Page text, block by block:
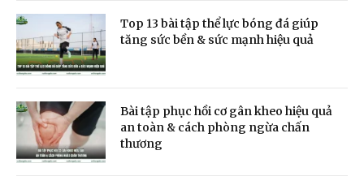
Top 13 bài tập thể lực bóng đá giúp
tăng sức bền & sức mạnh hiệu quả
Bài tập phục hồi cơ gân kheo hiệu quả
an toàn & cách phòng ngừa chấn
thương